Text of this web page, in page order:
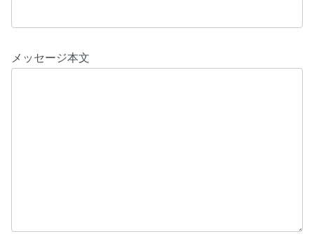
メッセージ本文